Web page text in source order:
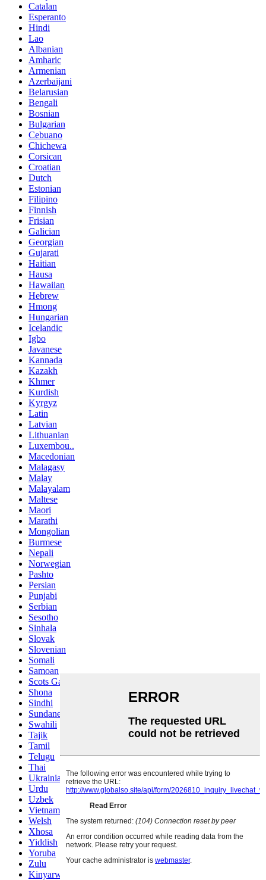
Catalan
Esperanto
Hindi
Lao
Albanian
Amharic
Armenian
Azerbaijani
Belarusian
Bengali
Bosnian
Bulgarian
Cebuano
Chichewa
Corsican
Croatian
Dutch
Estonian
Filipino
Finnish
Frisian
Galician
Georgian
Gujarati
Haitian
Hausa
Hawaiian
Hebrew
Hmong
Hungarian
Icelandic
Igbo
Javanese
Kannada
Kazakh
Khmer
Kurdish
Kyrgyz
Latin
Latvian
Lithuanian
Luxembou..
Macedonian
Malagasy
Malay
Malayalam
Maltese
Maori
Marathi
Mongolian
Burmese
Nepali
Norwegian
Pashto
Persian
Punjabi
Serbian
Sesotho
Sinhala
Slovak
Slovenian
Somali
Samoan
Scots Gaelic
Shona
Sindhi
Sundanese
Swahili
Tajik
Tamil
Telugu
Thai
Ukrainian
Urdu
Uzbek
Vietnamese
Welsh
Xhosa
Yiddish
Yoruba
Zulu
Kinyarwanda